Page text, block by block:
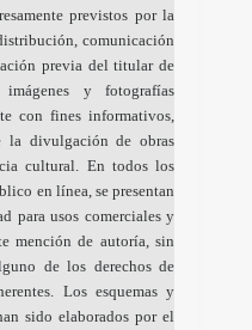
previstos por la
comunicación
previa del titular de
imágenes y fotografías
con fines informativos,
la divulgación de obras
cultural. En todos los
en línea, se presentan
para usos comerciales y
mención de autoría, sin
de los derechos de
Los esquemas y
sido elaborados por el